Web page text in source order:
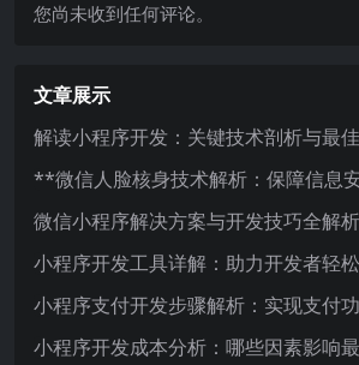
您尚未收到任何评论。
文章展示
解读小程序开发：关键技术剖析与最
**微信人脸核身技术解析：保障信息
微信小程序解决方案与开发技巧全解析
小程序开发工具详解：助力开发者轻
小程序支付开发步骤解析：实现支付
小程序开发成本分析：哪些因素影响